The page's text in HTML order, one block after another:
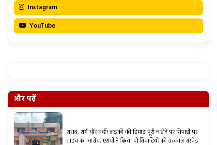
Instagram
YouTube
और पढ़ें
शराब, शर्म और वर्दी! लड़की की डिमांड पूरी न होने पर सिपाही पर
तांडव का आरोप, एसपी ने किया दो सिपाहियों को तत्काल सस्पेंड